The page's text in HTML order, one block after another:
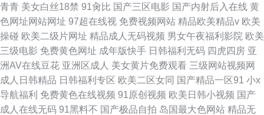
青青 美女白丝18禁 91肏比 国产三区电影 国产内射后入在线 黄
色网址网站网址 97超在线视 免费视频网站 精品欧美精品v 欧美
操碰 欧美二级片网址 精品成人无码视频 男女午夜福利影院 欧美
三级电影 免费黄色网址 成年版快手 日韩福利无码 四虎四房 亚
洲AV在线豆花 亚洲区成人 美女黄片免费观看 三级网站视频网
成人日韩精品 日韩福利专区 欧美二区女同 国产精品一区91 小x
导航福利 免费黄色在线视频 91原创视频 欧美日韩小视频 国产
成人在线无码 91黑料不 国产极品自拍 岛国最大色网站 精品无